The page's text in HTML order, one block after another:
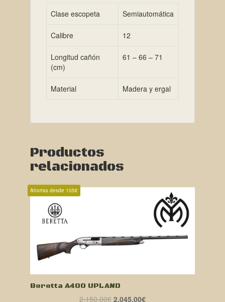
Clase escopeta Semiautomática
Calibre 12
Longitud cañón
(cm)
61 – 66 – 71
Material Madera y ergal
Productos
relacionados
Ahorras desde 105€
Beretta A400 UPLAND
2.150,00€ El
2.045,00€El